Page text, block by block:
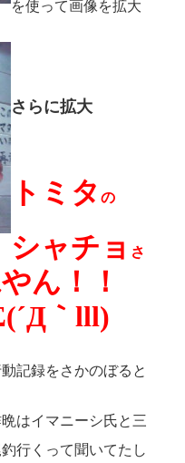
を使って画像を拡大
さらに拡大
トミタ の
シャチョ さ
やん！！
｀lll)
記録をさかのぼると
晩はイマニーシ氏と三
行くって聞いてたし